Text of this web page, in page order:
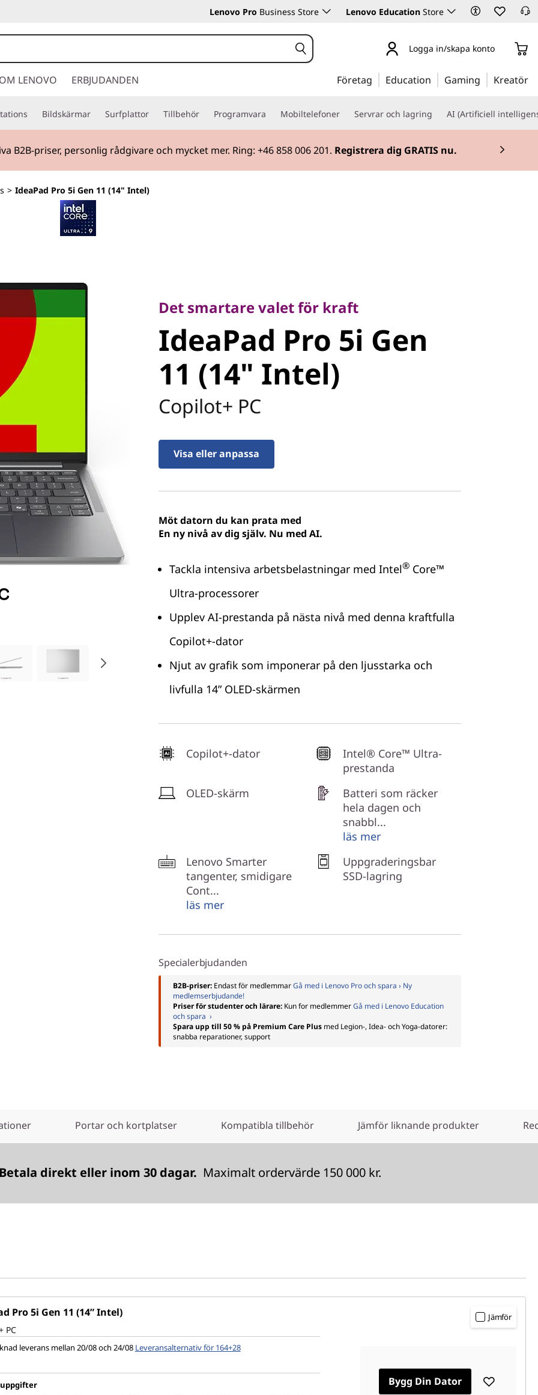
Lenovo Pro Business Store Lenovo Education Store
Logga in/skapa konto
OM LENOVO ERBJUDANDEN Företag Education Gaming Kreatör
Bildskärmar Surfplattor Tillbehör Programvara Mobiltelefoner Servrar och lagring AI (Artificiell
B2B-priser, personlig rådgivare och mycket mer. Ring: +46 858 006 201. Registrera dig GRATIS nu.
> IdeaPad Pro 5i Gen 11 (14" Intel)
IdeaPad Pro 5i Gen
11 (14" Intel)
Det smartare valet för kraft
IdeaPad Pro 5i Gen
11 (14" Intel)
Copilot+ PC
Visa eller anpassa
Möt datorn du kan prata med
En ny nivå av dig själv. Nu med AI.
Tackla intensiva arbetsbelastningar med Intel® Core™
Ultra-processorer
Upplev AI-prestanda på nästa nivå med denna kraftfulla
Copilot+-dator
Njut av grafik som imponerar på den ljusstarka och
livfulla 14” OLED-skärmen
Copilot+-dator
Intel® Core™ Ultra-
prestanda
OLED-skärm
Batteri som räcker
hela dagen och
snabbl...
läs mer
Lenovo Smarter
tangenter, smidigare
Cont...
läs mer
Uppgraderingsbar
SSD-lagring
Specialerbjudanden
B2B-priser: Endast för medlemmarGå med i Lenovo Pro och spara › Ny
medlemserbjudande!
Priser för studenter och lärare: Kun for medlemmerGå med i Lenovo Education
och spara ›
Spara upp till 50 % på Premium Care Plus med Legion-, Idea- och Yoga-datorer:
snabba reparationer, support
Portar och kortplatser Kompatibla tillbehör Jämför liknande produkter
Betala direkt eller inom 30 dagar. Maximalt ordervärde 150 000 kr.
Pro 5i Gen 11 (14” Intel)
PC
leverans mellan 20/08 och 24/08 Leveransalternativ för 164+28
Jämför
Bygg Din Dator